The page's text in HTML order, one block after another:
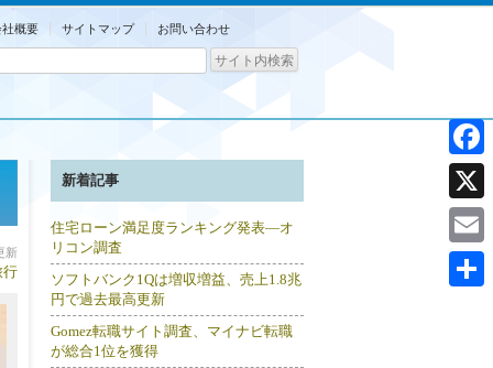
社概要 サイトマップ お問い合わせ
新
行
新着記事
住宅ローン満足度ランキング発表―オ
リコン調査
ソフトバンク1Qは増収増益、売上1.8兆
円で過去最高更新
Gomez転職サイト調査、マイナビ転職
が総合1位を獲得
X
Email